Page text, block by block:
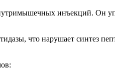
инъекций. Он
что нарушает синтез